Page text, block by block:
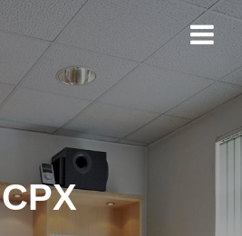
Zum
Inhalt
springen
CPX